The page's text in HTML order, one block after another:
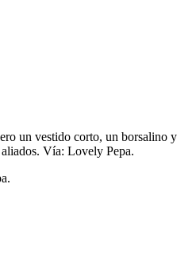
un vestido corto, un borsalino y
Vía: Lovely Pepa.